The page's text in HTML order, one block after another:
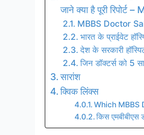
जाने क्या है पूरी
MBBS Doctor
भारत के प्राईवेट
देश के सरकारी
जिन डॉक्टर्स को 5
सारांश
क्विक लिंक्स
Which MBBS
किस एमबीबीएस